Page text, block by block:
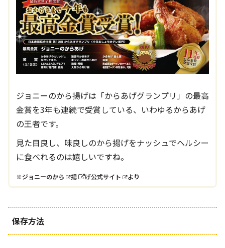
ジョニーのから揚げは「からあげグランプリ」の最高
金賞を3年も連続で受賞している、いわゆるからあげ
の王者です。
見た目良し、味良しのから揚げをナッシュでヘルシー
に食べれるのは嬉しいですね。
※ジョニーのから 揚 げ公式サイト より
保存方法